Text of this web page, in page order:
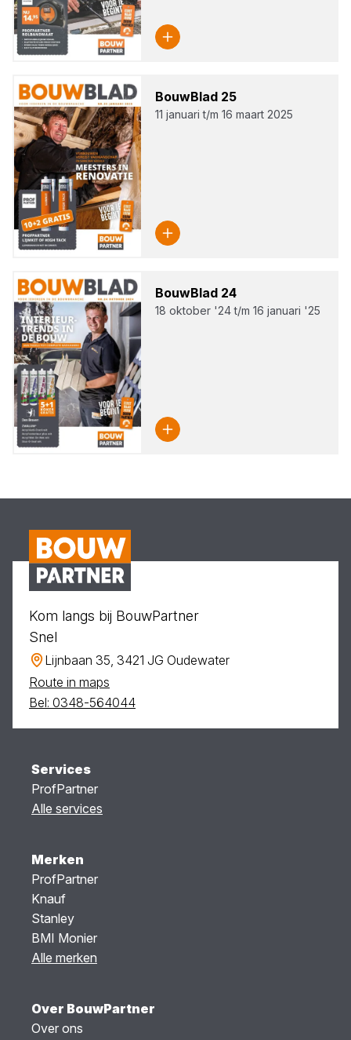
Bouw­Blad 25
11 januari t/m 16 maart 2025
Bouw­Blad 24
18 oktober '24 t/m 16 januari '25
Kom langs bij BouwPartner
Snel
Lijnbaan 35, 3421 JG Oudewater
Route in maps
Bel: 0348-564044
Services
ProfPartner
Alle services
Merken
ProfPartner
Knauf
Stanley
BMI Monier
Alle merken
Over BouwPartner
Over ons